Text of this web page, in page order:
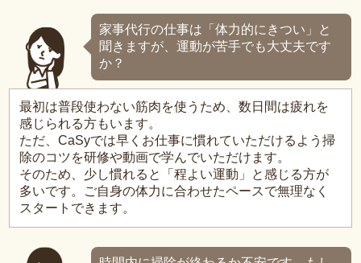
家事代行の仕事は「体力的にきつい」と
聞きますが、運動が苦手でも大丈夫です
か？
最初は普段使わない筋肉を使うため、数日間は疲れを
感じられる方もいます。
ただ、CaSyでは早くお仕事に慣れていただけるよう掃
除のコツを研修や動画で学んでいただけます。
そのため、少し慣れると「程よい運動」と感じる方が
多いです。ご自身の体力に合わせたペースで無理なく
スタートできます。